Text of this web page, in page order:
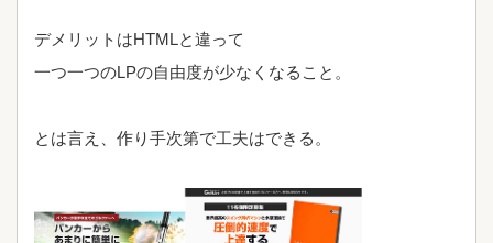
デメリットはHTMLと違って
一つ一つのLPの自由度が少なくなること。
とは言え、作り手次第で工夫はできる。